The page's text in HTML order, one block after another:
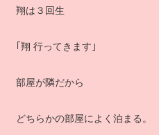
翔は３回生
｢翔 行ってきます｣
部屋が隣だから
どちらかの部屋によく泊まる。